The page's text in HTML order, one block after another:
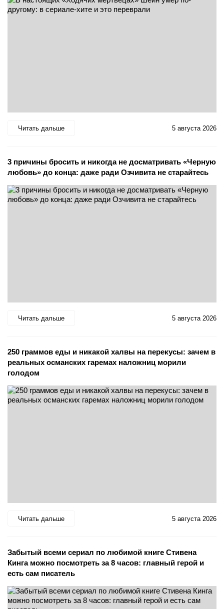
Читать дальше 5 августа 2026
3 причины бросить и никогда не досматривать «Черную
любовь» до конца: даже ради Озчивита не старайтесь
Читать дальше 5 августа 2026
250 граммов еды и никакой халвы на перекусы: зачем в
реальных османских гаремах наложниц морили
голодом
Читать дальше 5 августа 2026
Забытый всеми сериал по любимой книге Стивена
Кинга можно посмотреть за 8 часов: главный герой и
есть сам писатель